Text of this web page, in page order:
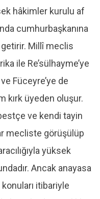
hâkimler kurulu af
cumhurbaşkanına
getirir. Millî meclis
ile Re’sülhayme’ye
Füceyre’ye de
kırk üyeden oluşur.
ve kendi tayin
mecliste görüşülüp
yüksek
Ancak anayasa
itibariyle